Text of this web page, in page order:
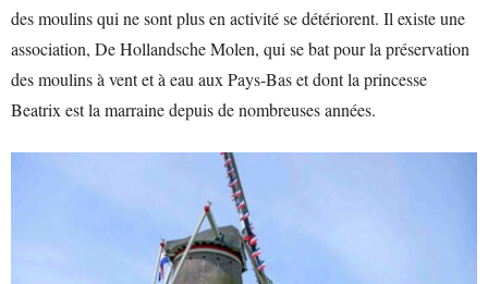
des moulins qui ne sont plus en activité se détériorent. Il existe une
association, De Hollandsche Molen, qui se bat pour la préservation
des moulins à vent et à eau aux Pays-Bas et dont la princesse
Beatrix est la marraine depuis de nombreuses années.